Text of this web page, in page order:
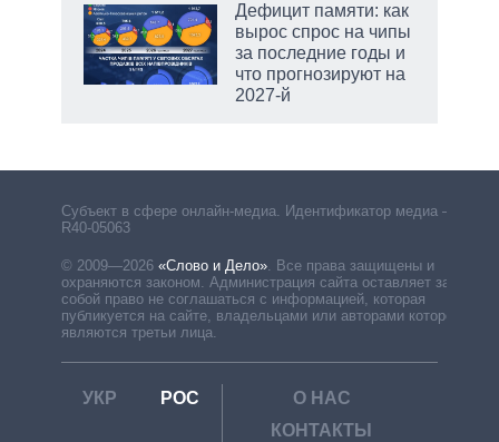
Дефицит памяти: как
вырос спрос на чипы
за последние годы и
что прогнозируют на
2027-й
Субъект в сфере онлайн-медиа. Идентификатор медиа –
R40-05063
© 2009—2026 «Слово и Дело». Все права защищены и
охраняются законом. Администрация сайта оставляет за
собой право не соглашаться с информацией, которая
публикуется на сайте, владельцами или авторами которой
являются третьи лица.
УКР РОС
О НАС
КОНТАКТЫ